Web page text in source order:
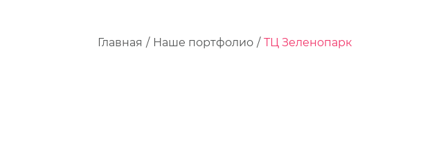
Главная Наше портфолио ТЦ Зеленопарк